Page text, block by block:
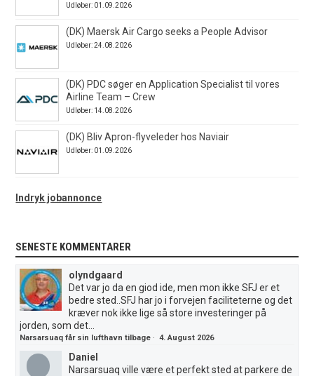
Udløber: 01.09.2026
(DK) Maersk Air Cargo seeks a People Advisor
Udløber: 24.08.2026
(DK) PDC søger en Application Specialist til vores
Airline Team – Crew
Udløber: 14.08.2026
(DK) Bliv Apron-flyveleder hos Naviair
Udløber: 01.09.2026
Indryk jobannonce
SENESTE KOMMENTARER
olyndgaard
Det var jo da en giod ide, men mon ikke SFJ er et
bedre sted..SFJ har jo i forvejen faciliteterne og det
kræver nok ikke lige så store investeringer på
jorden, som det...
Narsarsuaq får sin lufthavn tilbage ·4. August 2026
Daniel
Narsarsuaq ville være et perfekt sted at parkere de